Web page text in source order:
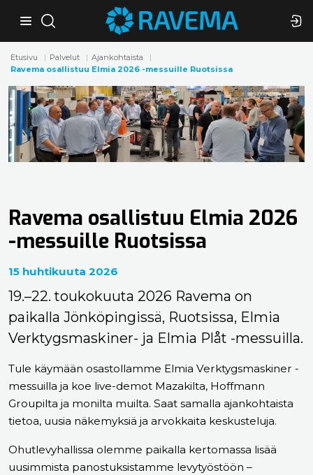
Etusivu Palvelut
Ajankohtaista
Ravema osallistuu Elmia 2026 -messuille Ruotsissa
Ravema osallistuu Elmia 2026
-messuille Ruotsissa
15 huhtikuuta 2026
19.–22. toukokuuta 2026 Ravema on
paikalla Jönköpingissä, Ruotsissa, Elmia
Verktygsmaskiner- ja Elmia Plåt -messuilla.
Tule käymään osastollamme Elmia Verktygsmaskiner -
messuilla ja koe live-demot Mazakilta, Hoffmann
Groupilta ja monilta muilta. Saat samalla ajankohtaista
tietoa, uusia näkemyksiä ja arvokkaita keskusteluja.
Ohutlevyhallissa olemme paikalla kertomassa lisää
uusimmista panostuksistamme levytyöstöön –